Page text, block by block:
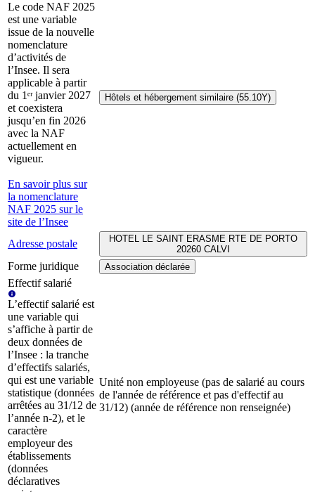
Le code NAF 2025
est une variable
issue de la nouvelle
nomenclature
d’activités de
l’Insee. Il sera
applicable à partir
du 1ᵉʳ janvier 2027
et coexistera
jusqu’en fin 2026
avec la NAF
actuellement en
vigueur.
En savoir plus sur
la nomenclature
NAF 2025 sur le
site de l’Insee
Hôtels et hébergement similaire (55.10Y)
Adresse postale
HOTEL LE SAINT ERASME RTE DE PORTO
20260 CALVI
Forme juridique Association déclarée
Effectif salarié
L’effectif salarié est
une variable qui
s’affiche à partir de
deux données de
l’Insee : la tranche
d’effectifs salariés,
qui est une variable
statistique (données
arrêtées au 31/12 de
l’année n-2), et le
caractère
employeur des
établissements
(données
déclaratives
Unité non employeuse (pas de salarié au cours
de l'année de référence et pas d'effectif au
31/12) (année de référence non renseignée)